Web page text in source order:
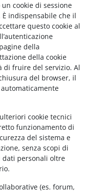
cookie di sessione
È indispensabile che il
questo cookie al
della
della cookie
di fruire del servizio. Al
del browser, il
automaticamente
cookie tecnici
funzionamento di
del sistema e
senza scopi di
dati personali oltre
(es. forum,